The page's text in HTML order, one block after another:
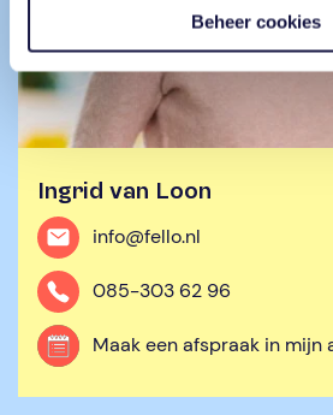
Beheer cookies
Ingrid van Loon
info@fello.nl
085-303 62 96
Maak een afspraak in mijn